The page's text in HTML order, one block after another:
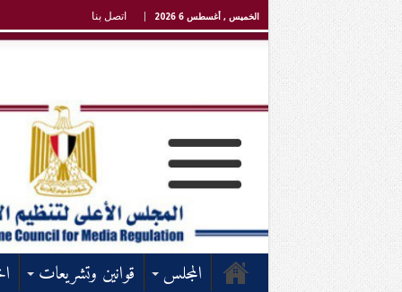
الخميس , أغسطس 6 2026 اتصل بنا
المجلس قوانين وتشريعات